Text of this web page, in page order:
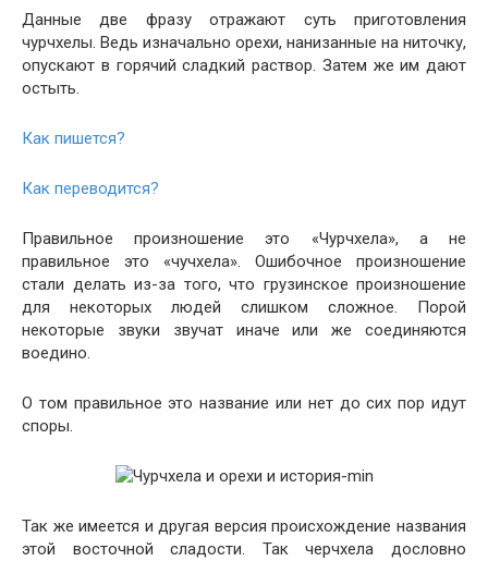
Данные две фразу отражают суть приготовления
чурчхелы. Ведь изначально орехи, нанизанные на ниточку,
опускают в горячий сладкий раствор. Затем же им дают
остыть.
Как пишется?
Как переводится?
Правильное произношение это «Чурчхела», а не
правильное это «чучхела». Ошибочное произношение
стали делать из-за того, что грузинское произношение
для некоторых людей слишком сложное. Порой
некоторые звуки звучат иначе или же соединяются
воедино.
О том правильное это название или нет до сих пор идут
споры.
Так же имеется и другая версия происхождение названия
этой восточной сладости. Так черчхела дословно